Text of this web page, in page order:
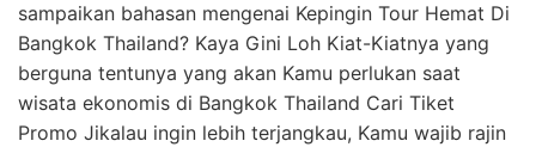
sampaikan bahasan mengenai Kepingin Tour Hemat Di
Bangkok Thailand? Kaya Gini Loh Kiat-Kiatnya yang
berguna tentunya yang akan Kamu perlukan saat
wisata ekonomis di Bangkok Thailand Cari Tiket
Promo Jikalau ingin lebih terjangkau, Kamu wajib rajin